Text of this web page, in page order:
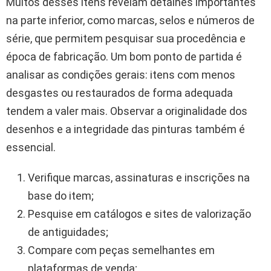
na parte inferior, como marcas, selos e números de
série, que permitem pesquisar sua procedência e
época de fabricação. Um bom ponto de partida é
analisar as condições gerais: itens com menos
desgastes ou restaurados de forma adequada
tendem a valer mais. Observar a originalidade dos
desenhos e a integridade das pinturas também é
essencial.
Verifique marcas, assinaturas e inscrições na
base do item;
Pesquise em catálogos e sites de valorização
de antiguidades;
Compare com peças semelhantes em